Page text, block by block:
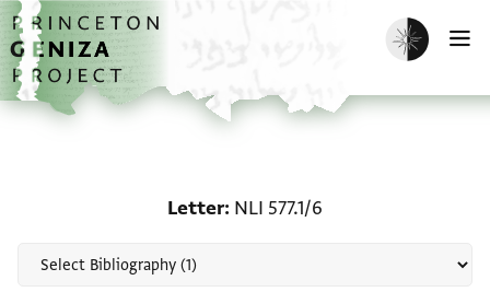
Skip to main content
home
Enable dark
Letter NLI 577.1/6